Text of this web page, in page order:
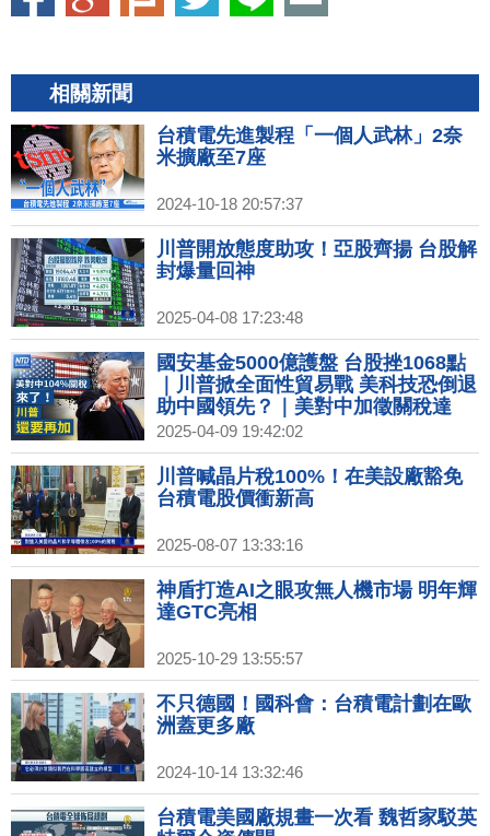
相關新聞
台積電先進製程「一個人武林」2奈
米擴廠至7座
2024-10-18 20:57:37
川普開放態度助攻！亞股齊揚 台股解
封爆量回神
2025-04-08 17:23:48
國安基金5000億護盤 台股挫1068點
｜川普掀全面性貿易戰 美科技恐倒退
助中國領先？｜美對中加徵關稅達
104% 對港陸小額包裹增90%｜台積
電被華為拖累！川普籲履行投資美國
承諾｜對等關稅生效！台基北北桃4
首長合體共商對策
2025-04-09 19:42:02
川普喊晶片稅100%！在美設廠豁免
台積電股價衝新高
2025-08-07 13:33:16
神盾打造AI之眼攻無人機市場 明年輝
達GTC亮相
2025-10-29 13:55:57
不只德國！國科會：台積電計劃在歐
洲蓋更多廠
2024-10-14 13:32:46
台積電美國廠規畫一次看 魏哲家駁英